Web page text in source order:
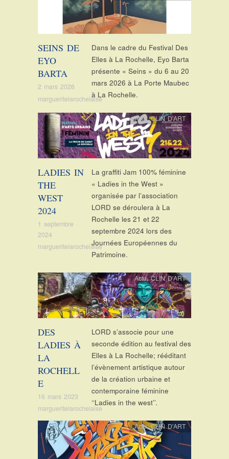
SEINS DE
EYO
BARTA
2 mars 2026
margueritelarochelaise
Dans le cadre du Festival Des
Elles à La Rochelle, Eyo Barta
présente « Seins » du 6 au 20
mars 2026 à La Porte Maubec
à La Rochelle.
LADIES IN
THE
WEST
2024
1 septembre
2024
margueritelarochelaise
Actu,CLIN D'ART
La graffiti Jam 100% féminine
« Ladies in the West »
organisée par l’association
LORD se déroulera à La
Rochelle les 21 et 22
septembre 2024 lors des
Journées Européennes du
Patrimoine.
DES
LADIES À
LA
ROCHELL
E
16 mars 2023
margueritelarochelaise
Actu,CLIN D'ART
LORD s’associe pour une
seconde édition au festival des
Elles à La Rochelle; rééditant
l’évènement artistique autour
de la création urbaine et
contemporaine féminine
‘‘Ladies in the west’’.
Actu,CLIN D'ART